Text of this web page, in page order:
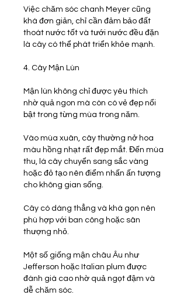
Việc chăm sóc chanh Meyer cũng
khá đơn giản, chỉ cần đảm bảo đất
thoát nước tốt và tưới nước đều đặn
là cây có thể phát triển khỏe mạnh.
4. Cây Mận Lùn
Mận lùn không chỉ được yêu thích
nhờ quả ngon mà còn có vẻ đẹp nổi
bật trong từng mùa trong năm.
Vào mùa xuân, cây thường nở hoa
màu hồng nhạt rất đẹp mắt. Đến mùa
thu, lá cây chuyển sang sắc vàng
hoặc đỏ tạo nên điểm nhấn ấn tượng
cho không gian sống.
Cây có dáng thẳng và khá gọn nên
phù hợp với ban công hoặc sân
thượng nhỏ.
Một số giống mận châu Âu như
Jefferson hoặc Italian plum được
đánh giá cao nhờ quả ngọt đậm và
dễ chăm sóc.